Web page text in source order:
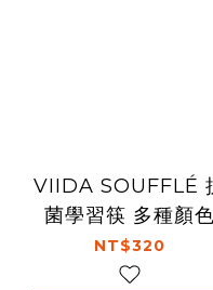
VIIDA SOUFFLÉ
菌學習筷 多種顏色
NT$320